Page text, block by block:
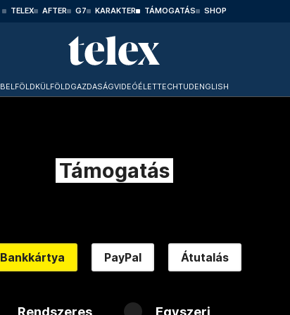
TELEX AFTER G7 KARAKTER TÁMOGATÁS SHOP
BELFÖLDKÜLFÖLDGAZDASÁGVIDEÓÉLETTECHTUDENGLISH
Támogatás
Bankkártya PayPal Átutalás
Rendszeres Egyszeri